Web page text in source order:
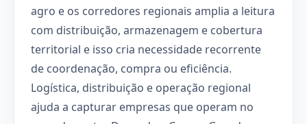
agro e os corredores regionais amplia a leitura
com distribuição, armazenagem e cobertura
territorial e isso cria necessidade recorrente
de coordenação, compra ou eficiência.
Logística, distribuição e operação regional
ajuda a capturar empresas que operam no